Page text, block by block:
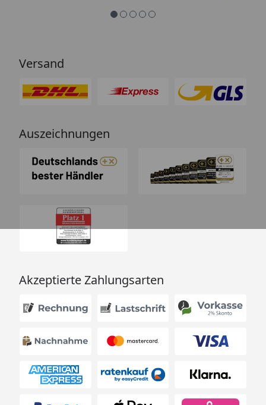
Versand
Auszeichnungen
Akzeptierte Zahlungsarten